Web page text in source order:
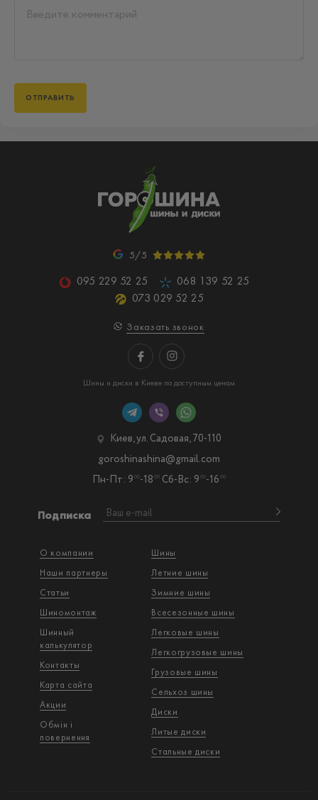
5/5
095 229 52 25
068 139 52 25
073 029 52 25
Заказать звонок
Шины и диски в Киеве по доступным ценам
О компании
Наши партнеры
Статьи
Шиномонтаж
Шинный
калькулятор
Контакты
Карта сайта
Акции
Обмін і
повернення
Шины
Летние шины
Зимние шины
Всесезонные шины
Легковые шины
Легкогрузовые шины
Грузовые шины
Сельхоз шины
Диски
Литые диски
Стальные диски
Подписка
Киев, ул. Садовая, 70-110
Пн-Пт: 9 00-18 00 Сб-Вс: 9 00-16 00
goroshinashina@gmail.com